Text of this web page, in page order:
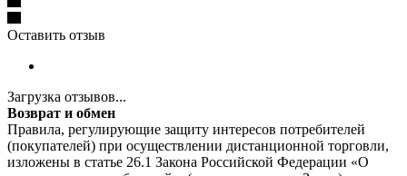
Оставить отзыв
Загрузка отзывов...
Возврат и обмен
Правила, регулирующие защиту интересов потребителей
(покупателей) при осуществлении дистанционной торговли,
изложены в статье 26.1 Закона Российской Федерации «О